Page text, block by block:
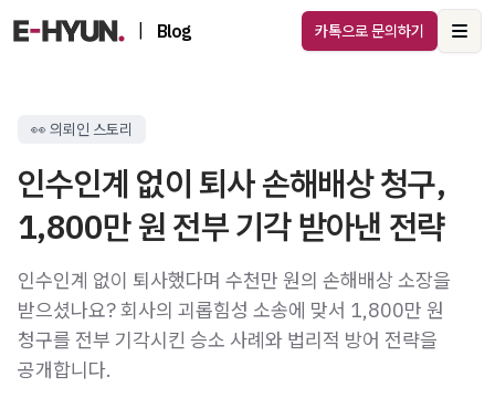
Blog 카톡으로 문의하기
👀 의뢰인 스토리
인수인계 없이 퇴사 손해배상 청구,
1,800만 원 전부 기각 받아낸 전략
인수인계 없이 퇴사했다며 수천만 원의 손해배상 소장을
받으셨나요? 회사의 괴롭힘성 소송에 맞서 1,800만 원
청구를 전부 기각시킨 승소 사례와 법리적 방어 전략을
공개합니다.